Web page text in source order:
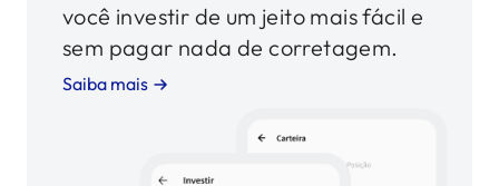
você investir de um jeito mais fácil e
sem pagar nada de corretagem.
Saiba mais